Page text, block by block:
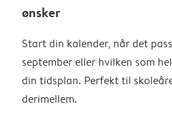
ønsker
Start din kalender, når det
september eller hvilken som
din tidsplan. Perfekt til
derimellem.